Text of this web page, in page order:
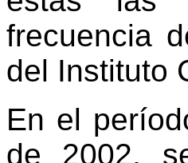
frecuencia
del Instituto
En el
de 2002,